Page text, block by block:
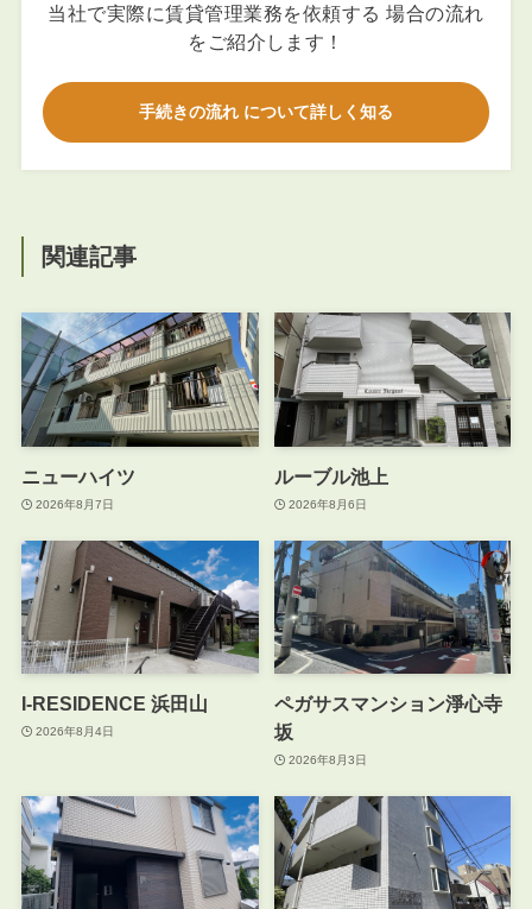
当社で実際に賃貸管理業務を依頼する 場合の流れ
をご紹介します！
手続きの流れ について詳しく知る
関連記事
ニューハイツ
2026年8月7日
ルーブル池上
2026年8月6日
I-RESIDENCE 浜田山
2026年8月4日
ペガサスマンション淨心寺
坂
2026年8月3日